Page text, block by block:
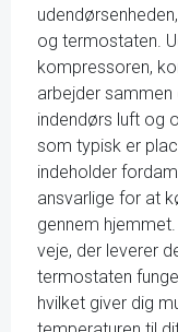
og termostaten.
kompressoren,
arbejder
indendørs luft og
som typisk er
indeholder
ansvarlige for at
gennem
veje, der leverer
termostaten
hvilket giver dig